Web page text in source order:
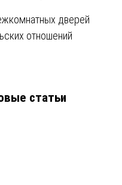
дверей
отношений
статьи